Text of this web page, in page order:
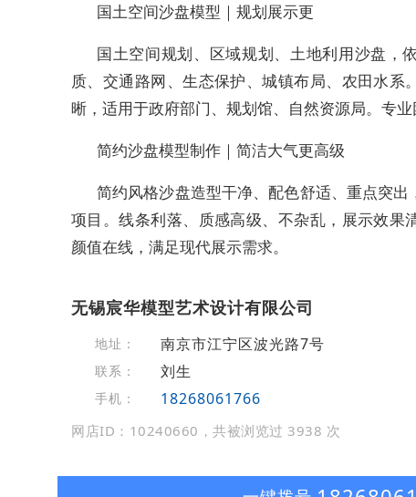
国土空间沙盘模型｜规划展示更
国土空间规划、区域规划、土地利用沙盘，
质、交通路网、生态保护、城镇布局、农田水系
晰，适用于政府部门、规划馆、自然资源局。专业
简约沙盘模型制作｜简洁大气更高级
简约风格沙盘造型干净、配色舒适、重点突
项目。线条利落、质感高级、不杂乱，展示效果
颜值在线，满足现代展示需求。
无锡宸华模型艺术设计有限公司
地址： 南京市江宁区波光路7号
联系： 刘生
手机： 18268061766
网店ID：10240660，共被浏览过 3938 次